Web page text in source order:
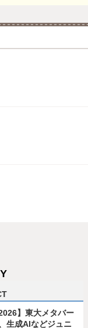
】東大メタバー
生成AIなどジュニ